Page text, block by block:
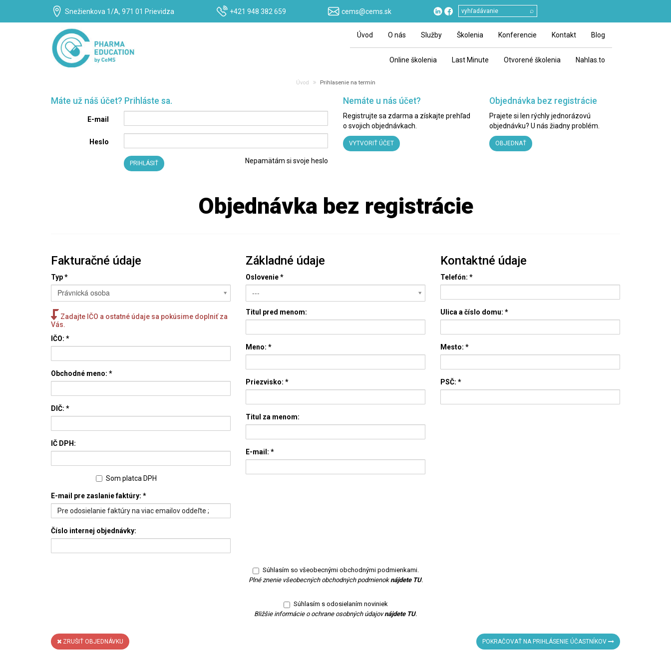
Snežienkova 1/A, 971 01 Prievidza +421 948 382 659 cems@cems.sk ⌕
Úvod O nás Služby Školenia Konferencie Kontakt Blog
Online školenia Last Minute Otvorené školenia Nahlas.to
Úvod Prihlasenie na termín
Máte už náš účet? Prihláste sa.
E-mail
Heslo
Nepamätám si svoje heslo
Nemáte u nás účet?
Registrujte sa zdarma a získajte prehľad
o svojich objednávkach.
VYTVORIŤ ÚČET
Objednávka bez registrácie
Prajete si len rýchly jednorázovú
objednávku? U nás žiadny problém.
OBJEDNAŤ
Objednávka bez registrácie
Fakturačné údaje
Typ*
Právnická osoba
Zadajte IČO a ostatné údaje sa pokúsime doplniť za
Vás.
IČO: *
Obchodné meno: *
DIČ: *
IČ DPH:
Som platca DPH
E-mail pre zaslanie faktúry: *
Číslo internej objednávky:
Základné údaje
Oslovenie*
---
Titul pred menom:
Meno: *
Priezvisko: *
Titul za menom:
E-mail: *
Kontaktné údaje
Telefón: *
Ulica a číslo domu: *
Mesto: *
PSČ: *
Súhlasím so všeobecnými obchodnými podmienkami.
Plné znenie všeobecných obchodných podmienoknájdete TU.
Súhlasím s odosielaním noviniek
Bližšie informácie o ochrane osobných údajovnájdete TU.
ZRUŠIŤ OBJEDNÁVKU POKRAČOVAŤ NA PRIHLÁSENIE ÚČASTNÍKOV